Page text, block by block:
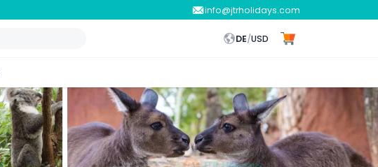
info@jtrholidays.com
DE/USD